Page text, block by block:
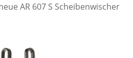
AR 607 S Scheibenwischer